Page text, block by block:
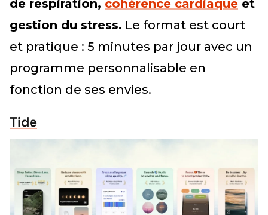
de respiration, cohérence cardiaque et
gestion du stress. Le format est court
et pratique : 5 minutes par jour avec un
programme personnalisable en
fonction de ses envies.
Tide